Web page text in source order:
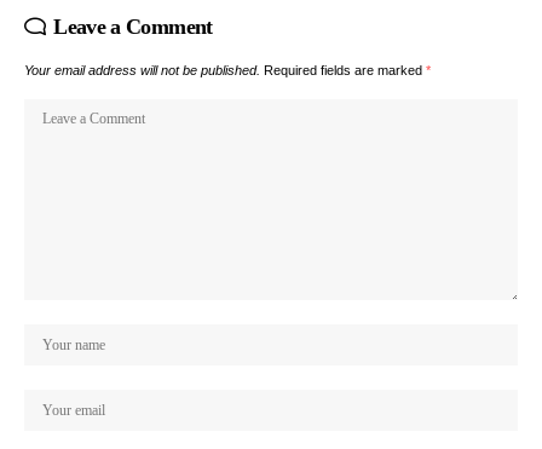
Leave a Comment
Your email address will not be published. Required fields are marked *